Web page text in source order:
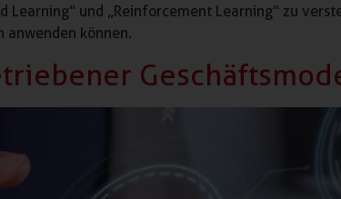
Learning“ und „Reinforcement Learning“ zu
anwenden können.